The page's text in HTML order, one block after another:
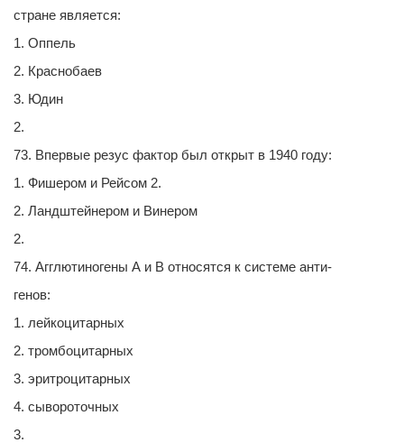
стране является:
1. Оппель
2. Краснобаев
3. Юдин
2.
73. Впервые резус фактор был открыт в 1940 году:
1. Фишером и Рейcом 2.
2. Ландштейнером и Винером
2.
74. Агглютиногены А и В относятся к системе анти-
генов:
1. лейкоцитарных
2. тромбоцитарных
3. эритроцитарных
4. сывороточных
3.